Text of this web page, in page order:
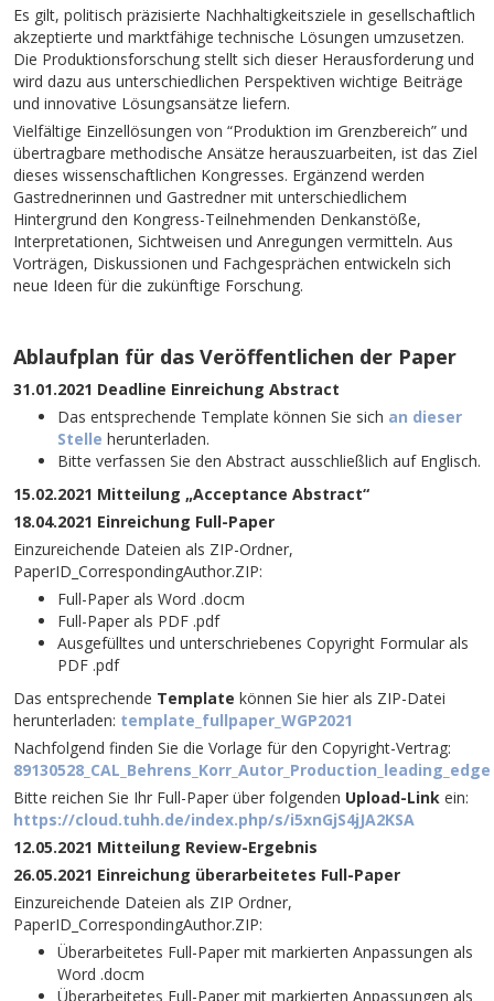
Es gilt, politisch präzisierte Nachhaltigkeitsziele in gesellschaftlich
akzeptierte und marktfähige technische Lösungen umzusetzen.
Die Produktionsforschung stellt sich dieser Herausforderung und
wird dazu aus unterschiedlichen Perspektiven wichtige Beiträge
und innovative Lösungsansätze liefern.
Vielfältige Einzellösungen von “Produktion im Grenzbereich” und
übertragbare methodische Ansätze herauszuarbeiten, ist das Ziel
dieses wissenschaftlichen Kongresses. Ergänzend werden
Gastrednerinnen und Gastredner mit unterschiedlichem
Hintergrund den Kongress-Teilnehmenden Denkanstöße,
Interpretationen, Sichtweisen und Anregungen vermitteln. Aus
Vorträgen, Diskussionen und Fachgesprächen entwickeln sich
neue Ideen für die zukünftige Forschung.
Ablaufplan für das Veröffentlichen der Paper
31.01.2021 Deadline Einreichung Abstract
Das entsprechende Template können Sie sich an dieser
Stelle herunterladen.
Bitte verfassen Sie den Abstract ausschließlich auf Englisch.
15.02.2021 Mitteilung „Acceptance Abstract“
18.04.2021 Einreichung Full-Paper
Einzureichende Dateien als ZIP-Ordner,
PaperID_CorrespondingAuthor.ZIP:
Full-Paper als Word .docm
Full-Paper als PDF .pdf
Ausgefülltes und unterschriebenes Copyright Formular als
PDF .pdf
Das entsprechende Template können Sie hier als ZIP-Datei
herunterladen: template_fullpaper_WGP2021
Nachfolgend finden Sie die Vorlage für den Copyright-Vertrag:
89130528_CAL_Behrens_Korr_Autor_Production_leading_edge
Bitte reichen Sie Ihr Full-Paper über folgenden Upload-Link ein:
https://cloud.tuhh.de/index.php/s/i5xnGjS4jJA2KSA
12.05.2021 Mitteilung Review-Ergebnis
26.05.2021 Einreichung überarbeitetes Full-Paper
Einzureichende Dateien als ZIP Ordner,
PaperID_CorrespondingAuthor.ZIP:
Überarbeitetes Full-Paper mit markierten Anpassungen als
Word .docm
Überarbeitetes Full-Paper mit markierten Anpassungen als